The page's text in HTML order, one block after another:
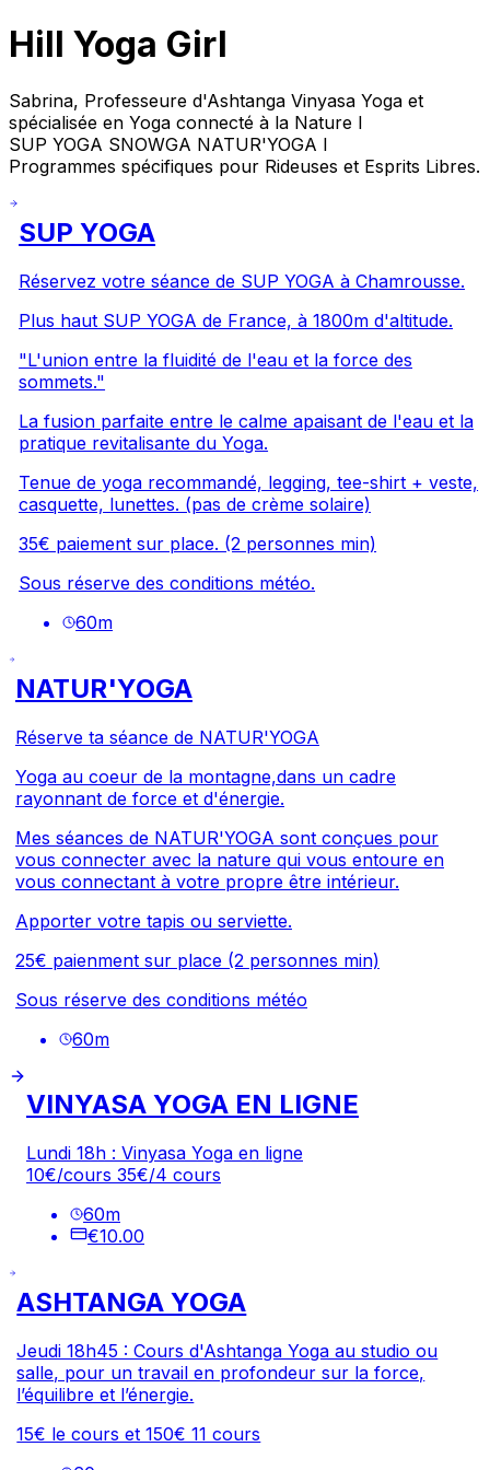
Hill Yoga Girl
Sabrina, Professeure d'Ashtanga Vinyasa Yoga et
spécialisée en Yoga connecté à la Nature I
SUP YOGA SNOWGA NATUR'YOGA I
Programmes spécifiques pour Rideuses et Esprits Libres.
SUP YOGA
Réservez votre séance de SUP YOGA à Chamrousse.
Plus haut SUP YOGA de France, à 1800m d'altitude.
"L'union entre la fluidité de l'eau et la force des
sommets."
La fusion parfaite entre le calme apaisant de l'eau et la
pratique revitalisante du Yoga.
Tenue de yoga recommandé, legging, tee-shirt + veste,
casquette, lunettes. (pas de crème solaire)
35€ paiement sur place. (2 personnes min)
Sous réserve des conditions météo.
60m
NATUR'YOGA
Réserve ta séance de NATUR'YOGA
Yoga au coeur de la montagne,dans un cadre
rayonnant de force et d'énergie.
Mes séances de NATUR'YOGA sont conçues pour
vous connecter avec la nature qui vous entoure en
vous connectant à votre propre être intérieur.
Apporter votre tapis ou serviette.
25€ paienment sur place (2 personnes min)
Sous réserve des conditions météo
60m
VINYASA YOGA EN LIGNE
Lundi 18h : Vinyasa Yoga en ligne
10€/cours 35€/4 cours
60m
€10.00
ASHTANGA YOGA
Jeudi 18h45 : Cours d'Ashtanga Yoga au studio ou
salle, pour un travail en profondeur sur la force,
l’équilibre et l’énergie.
15€ le cours et 150€ 11 cours